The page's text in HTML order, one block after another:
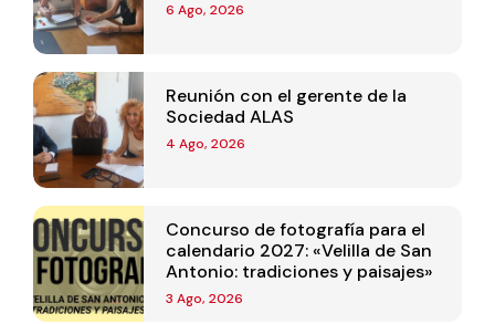
6 Ago, 2026
Reunión con el gerente de la
Sociedad ALAS
4 Ago, 2026
Concurso de fotografía para el
calendario 2027: «Velilla de San
Antonio: tradiciones y paisajes»
3 Ago, 2026